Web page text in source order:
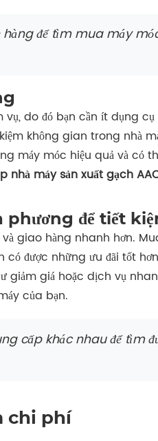
để tìm mua máy
do đó bạn cần ít dụng
không gian trong nhà
máy móc hiệu quả và có
nhà máy sản xuất gạch
phương để tiết
giao hàng nhanh hơn.
được những ưu đãi tốt
giảm giá hoặc dịch vụ
của bạn.
cấp khác nhau để tìm
chi phí